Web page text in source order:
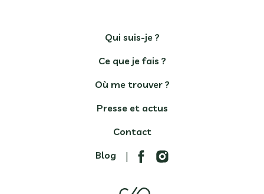
Qui suis-je ?
Ce que je fais ?
Où me trouver ?
Presse et actus
Contact
Blog
|